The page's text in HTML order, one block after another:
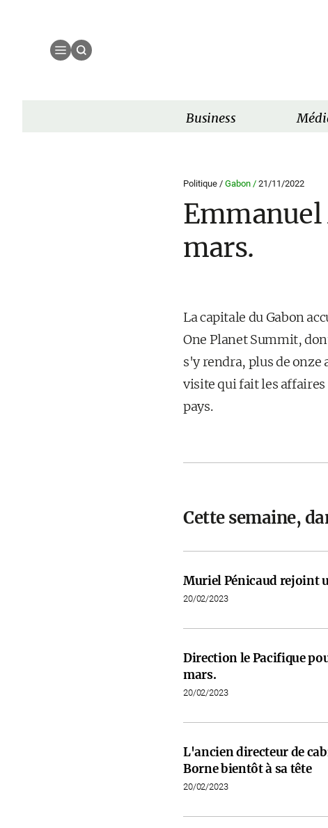
Business
Politique / Gabon / 21/11/2022
Emmanuel
mars.
La capitale du Gabon
One Planet Summit,
s'y rendra, plus de
visite qui fait les
pays.
Cette semaine,
Muriel Pénicaud rejoint
20/02/2023
Direction le Pacifique
mars.
20/02/2023
L'ancien directeur de
Borne bientôt à sa tête
20/02/2023